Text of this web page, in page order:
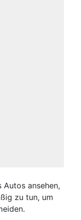
Autos ansehen,
zu tun, um